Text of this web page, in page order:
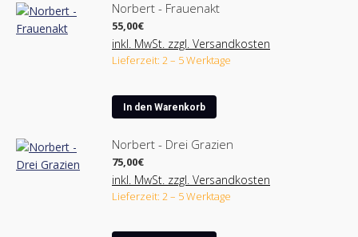
Norbert - Frauenakt
55,00€
inkl. MwSt. zzgl. Versandkosten
Lieferzeit: 2 – 5 Werktage
In den Warenkorb
Norbert - Drei Grazien
75,00€
inkl. MwSt. zzgl. Versandkosten
Lieferzeit: 2 – 5 Werktage